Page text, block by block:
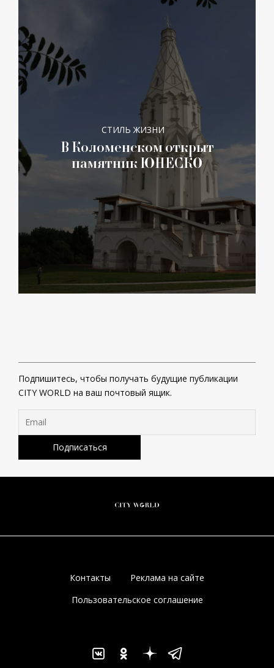
СТИЛЬ ЖИЗНИ
В Коломенском открыт
памятник ЮНЕСКО
Подпишитесь, чтобы получать будущие публикации
CITY WORLD на ваш почтовый ящик.
Контакты
Реклама на сайте
Пользовательское соглашение